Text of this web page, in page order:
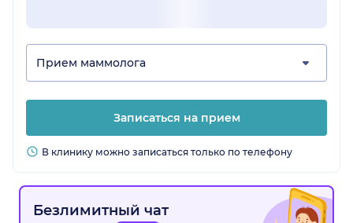
Прием маммолога
Записаться на прием
В клинику можно записаться только по телефону
Безлимитный чат